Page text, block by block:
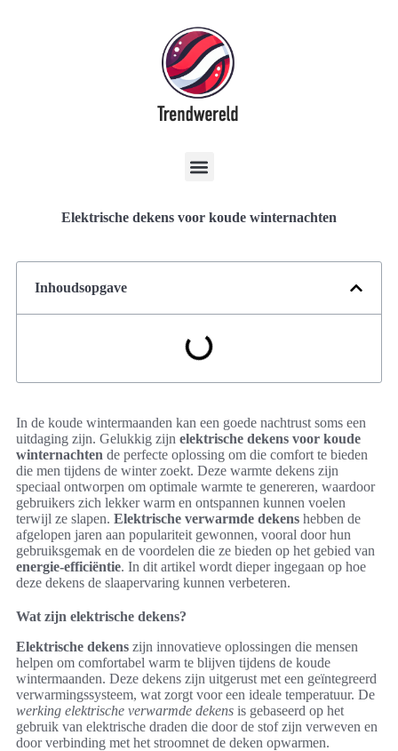
Elektrische dekens voor koude winternachten
Inhoudsopgave
In de koude wintermaanden kan een goede nachtrust soms een
uitdaging zijn. Gelukkig zijn elektrische dekens voor koude
winternachten de perfecte oplossing om die comfort te bieden
die men tijdens de winter zoekt. Deze warmte dekens zijn
speciaal ontworpen om optimale warmte te genereren, waardoor
gebruikers zich lekker warm en ontspannen kunnen voelen
terwijl ze slapen. Elektrische verwarmde dekens hebben de
afgelopen jaren aan populariteit gewonnen, vooral door hun
gebruiksgemak en de voordelen die ze bieden op het gebied van
energie-efficiëntie. In dit artikel wordt dieper ingegaan op hoe
deze dekens de slaapervaring kunnen verbeteren.
Wat zijn elektrische dekens?
Elektrische dekens zijn innovatieve oplossingen die mensen
helpen om comfortabel warm te blijven tijdens de koude
wintermaanden. Deze dekens zijn uitgerust met een geïntegreerd
verwarmingssysteem, wat zorgt voor een ideale temperatuur. De
werking elektrische verwarmde dekens is gebaseerd op het
gebruik van elektrische draden die door de stof zijn verweven en
door verbinding met het stroomnet de deken opwarmen.